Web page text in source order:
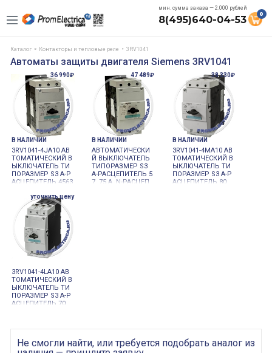
мин. сумма заказа — 2.000 рублей
8(495)640-04-53 0
Каталог Контакторы и тепловые реле 3RV1041
Автоматы защиты двигателя Siemens 3RV1041
36 990₽
В НАЛИЧИИ
3RV1041-4JA10 АВ
ТОМАТИЧЕСКИЙ В
ЫКЛЮЧАТЕЛЬ ТИ
ПОРАЗМЕР S3 A-Р
АСЦЕПИТЕЛЬ 4563
Ь 756 A ДЛЯ ЗАЩ
ИТЫ ЭЛЕКТРОДВ
ИГАТЕЛЯ, КЛАСС 1
0 ВИНТОВЫЕ КЛЕ
ММЫ
47 489₽
В НАЛИЧИИ
АВТОМАТИЧЕСКИ
Й ВЫКЛЮЧАТЕЛЬ
ТИПОРАЗМЕР S3
A-РАСЦЕПИТЕЛЬ 5
7..75 A. N-РАСЦЕП
38 330₽
В НАЛИЧИИ
3RV1041-4MA10 АВ
ТОМАТИЧЕСКИЙ В
ЫКЛЮЧАТЕЛЬ ТИ
ПОРАЗМЕР S3 A-Р
АСЦЕПИТЕЛЬ 80. .
уточнить цену
3RV1041-4LA10 АВ
ТОМАТИЧЕСКИЙ В
ЫКЛЮЧАТЕЛЬ ТИ
ПОРАЗМЕР S3 A-Р
АСЦЕПИТЕЛЬ 70. .
С 10
Не смогли найти, или требуется подобрать аналог из